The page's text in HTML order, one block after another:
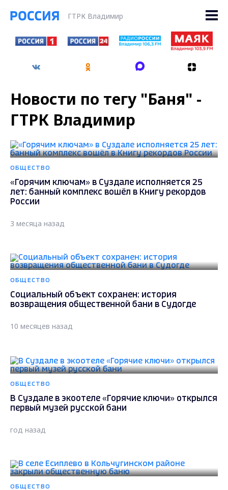
ГТРК Владимир
Новости по тегу "Баня" -
ГТРК Владимир
ОБЩЕСТВО
«Горячим ключам» в Суздале исполняется 25
лет: банный комплекс вошёл в Книгу рекордов
России
3 месяца назад
ОБЩЕСТВО
Социальный объект сохранен: история
возвращения общественной бани в Судогде
10 месяцев назад
ОБЩЕСТВО
В Суздале в экоотеле «Горячие ключи» открылся
первый музей русской бани
год назад
ОБЩЕСТВО